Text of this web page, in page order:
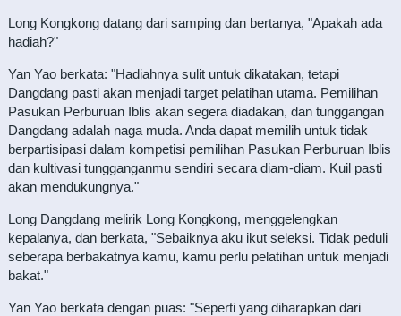
Long Kongkong datang dari samping dan bertanya, "Apakah ada
hadiah?"
Yan Yao berkata: "Hadiahnya sulit untuk dikatakan, tetapi
Dangdang pasti akan menjadi target pelatihan utama. Pemilihan
Pasukan Perburuan Iblis akan segera diadakan, dan tunggangan
Dangdang adalah naga muda. Anda dapat memilih untuk tidak
berpartisipasi dalam kompetisi pemilihan Pasukan Perburuan Iblis
dan kultivasi tungganganmu sendiri secara diam-diam. Kuil pasti
akan mendukungnya."
Long Dangdang melirik Long Kongkong, menggelengkan
kepalanya, dan berkata, "Sebaiknya aku ikut seleksi. Tidak peduli
seberapa berbakatnya kamu, kamu perlu pelatihan untuk menjadi
bakat."
Yan Yao berkata dengan puas: "Seperti yang diharapkan dari